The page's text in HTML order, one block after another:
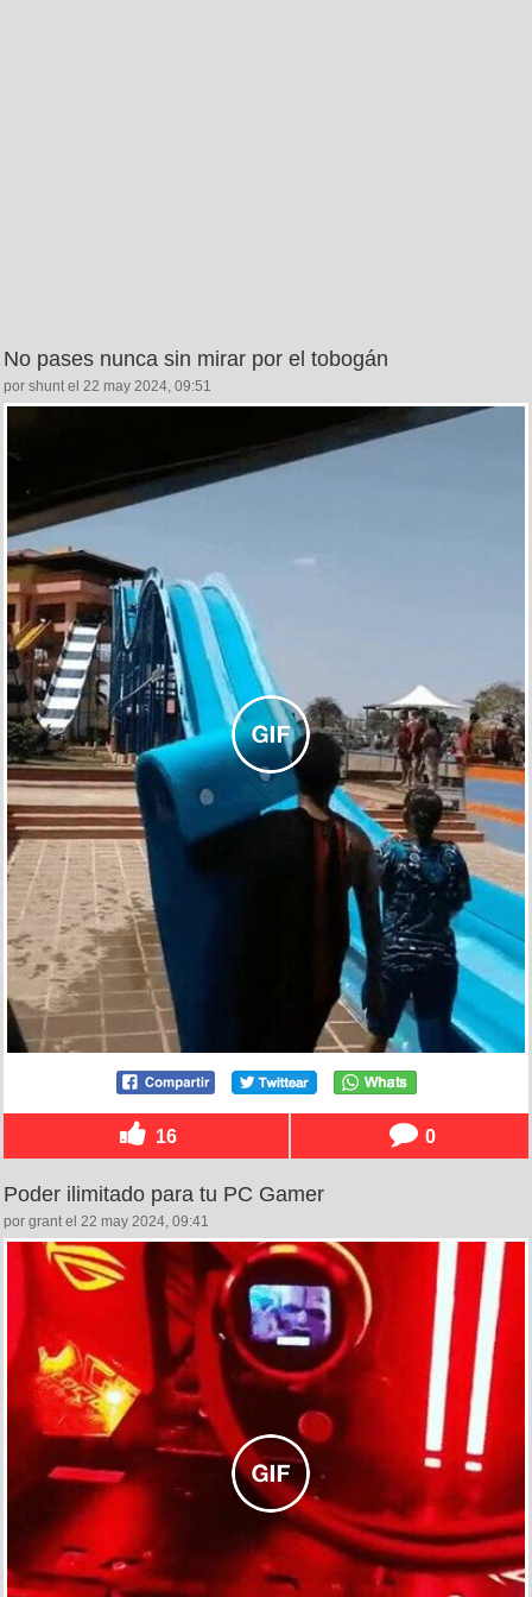
No pases nunca sin mirar por el tobogán
por shunt el 22 may 2024, 09:51
16 0
Poder ilimitado para tu PC Gamer
por grant el 22 may 2024, 09:41